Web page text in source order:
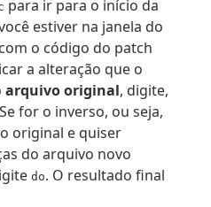
para ir para o início da
estiver na janela do
com o código do patch
a alteração que o
arquivo original, digite,
for o inverso, ou seja,
original e quiser
do arquivo novo
do. O resultado final